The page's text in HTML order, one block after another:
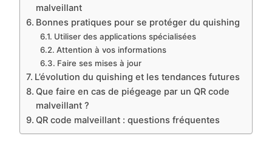
malveillant
Bonnes pratiques pour se protéger du quishing
Utiliser des applications spécialisées
Attention à vos informations
Faire ses mises à jour
L’évolution du quishing et les tendances futures
Que faire en cas de piégeage par un QR code
malveillant ?
QR code malveillant : questions fréquentes